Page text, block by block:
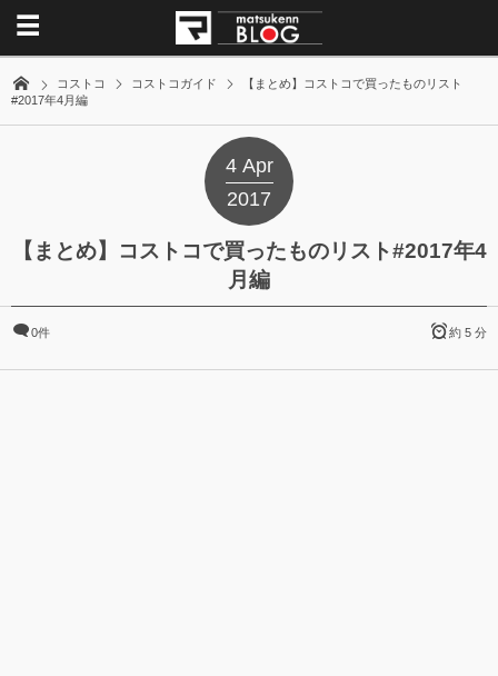
コストコ コストコガイド
【まとめ】コストコで買ったものリスト
#2017年4月編
4 Apr
2017
【まとめ】コストコで買ったものリスト#2017年4
月編
0件 約 5 分